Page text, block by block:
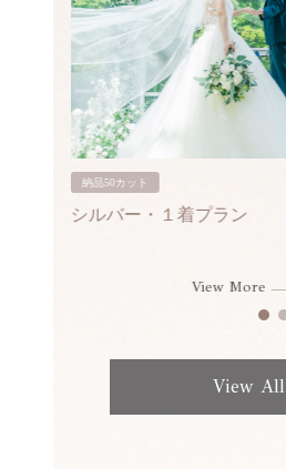
納品50カット
シルバー・１着プラン
View More
View All